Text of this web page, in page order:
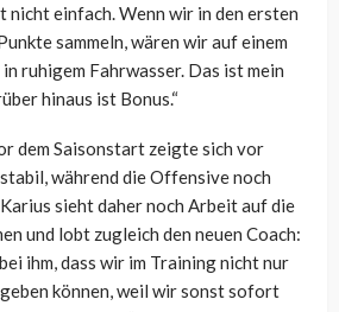
einfach. Wenn wir in den ersten
sammeln, wären wir auf einem
ruhigem Fahrwasser. Das ist mein
hinaus ist Bonus.“
dem Saisonstart zeigte sich vor
während die Offensive noch
sieht daher noch Arbeit auf die
und lobt zugleich den neuen Coach:
ihm, dass wir im Training nicht nur
können, weil wir sonst sofort